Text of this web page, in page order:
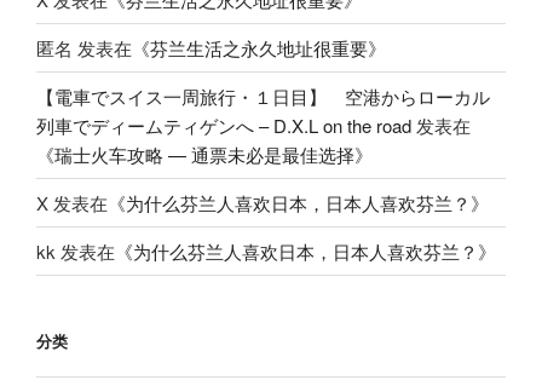
匿名 发表在《芬兰生活之永久地址很重要》
【電車でスイス一周旅行・１日目】 空港からローカル
列車でディームティゲンへ – D.X.L on the road 发表在
《瑞士火车攻略 — 通票未必是最佳选择》
X 发表在《为什么芬兰人喜欢日本，日本人喜欢芬兰？ 》
kk 发表在《为什么芬兰人喜欢日本，日本人喜欢芬兰？ 》
分类